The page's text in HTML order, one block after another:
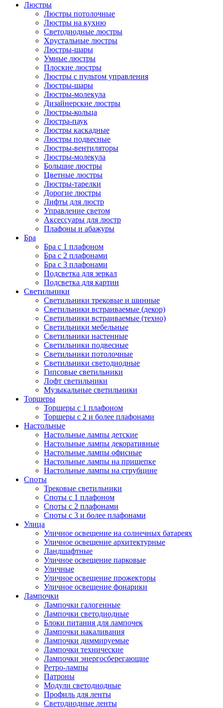
Люстры
Люстры потолочные
Люстры на кухню
Светодиодные люстры
Хрустальные люстры
Люстры-шары
Умные люстры
Плоские люстры
Люстры с пультом управления
Люстры-шары
Люстры-молекула
Дизайнерские люстры
Люстры-кольца
Люстра-паук
Люстры каскадные
Люстры подвесные
Люстры-вентиляторы
Люстры-молекула
Большие люстры
Цветные люстры
Люстры-тарелки
Дорогие люстры
Лифты для люстр
Управление светом
Аксессуары для люстр
Плафоны и абажуры
Бра
Бра с 1 плафоном
Бра с 2 плафонами
Бра с 3 плафонами
Подсветка для зеркал
Подсветка для картин
Светильники
Светильники трековые и шинные
Светильники встраиваемые (декор)
Светильники встраиваемые (техно)
Светильники мебельные
Светильники настенные
Светильники подвесные
Светильники потолочные
Светильники светодиодные
Гипсовые светильники
Лофт светильники
Музыкальные светильники
Торшеры
Торшеры с 1 плафоном
Торшеры с 2 и более плафонами
Настольные
Настольные лампы детские
Настольные лампы декоративные
Настольные лампы офисные
Настольные лампы на прищепке
Настольные лампы на струбцине
Споты
Трековые светильники
Споты с 1 плафоном
Споты с 2 плафонами
Споты с 3 и более плафонами
Улица
Уличное освещение на солнечных батареях
Уличное освещение архитектурные
Ландшафтные
Уличное освещение парковые
Уличные
Уличное освещение прожекторы
Уличное освещение фонарики
Лампочки
Лампочки галогенные
Лампочки светодиодные
Блоки питания для лампочек
Лампочки накаливания
Лампочки диммируемые
Лампочки технические
Лампочки энергосберегающие
Ретро-лампы
Патроны
Модули светодиодные
Профиль для ленты
Светодиодные ленты